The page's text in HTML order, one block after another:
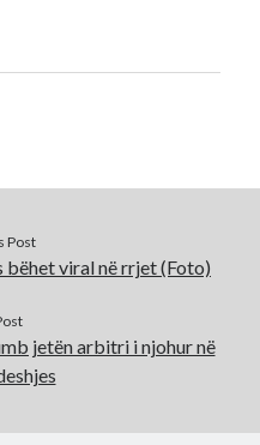
Post
bëhet viral në rrjet (Foto)
jetën arbitri i njohur në